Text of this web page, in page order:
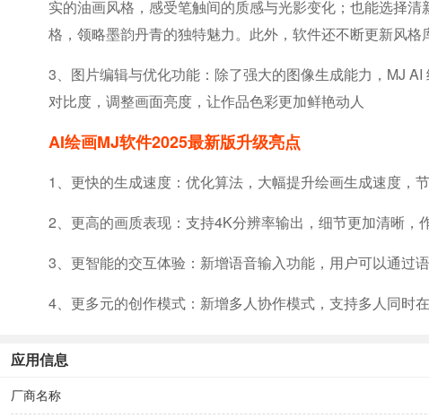
实的油画风格，感受笔触间的质感与光影变化；也能选择
格，领略墨韵丹青的独特魅力。此外，软件还不断更新风
3、图片编辑与优化功能：除了强大的图像生成能力，MJ
对比度，调整画面亮度，让作品色彩更加鲜艳动人
AI绘画MJ软件2025最新版升级亮点
1、更快的生成速度：优化算法，大幅提升绘画生成速度，节
2、更高的画质表现：支持4K分辨率输出，细节更加清晰，
3、更智能的交互体验：新增语音输入功能，用户可以通过
4、更多元的创作模式：新增多人协作模式，支持多人同时
应用信息
厂商名称